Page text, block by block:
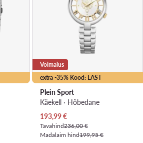
extra -35% Kood: LAST
Võimalus
Plein Sport
Käekell · Hõbedane
Praegune hind
193,99€
Tavahind236,00 €
Madalaim hind199,95 €